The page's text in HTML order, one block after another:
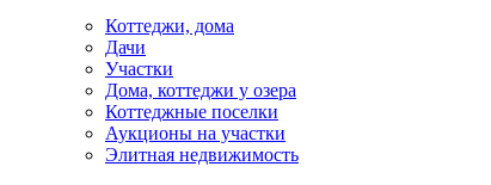
Коттеджи, дома
Дачи
Участки
Дома, коттеджи у озера
Коттеджные поселки
Аукционы на участки
Элитная недвижимость